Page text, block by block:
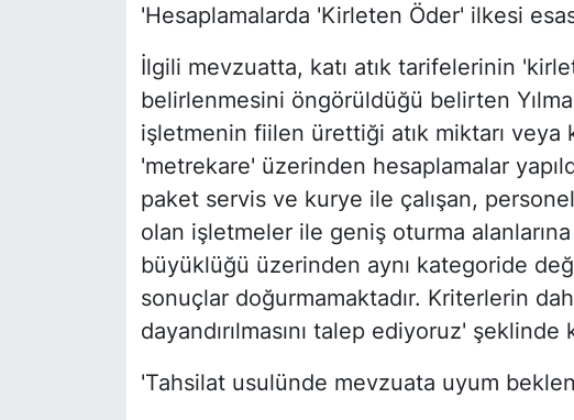
'Hesaplamalarda 'Kirleten Öder' ilkesi esas
İlgili mevzuatta, katı atık tarifelerinin
belirlenmesini öngörüldüğü belirten
işletmenin fiilen ürettiği atık miktarı
'metrekare' üzerinden hesaplamalar
paket servis ve kurye ile çalışan,
olan işletmeler ile geniş oturma
büyüklüğü üzerinden aynı kategoride
sonuçlar doğurmamaktadır. Kriterlerin
dayandırılmasını talep ediyoruz' şeklinde
'Tahsilat usulünde mevzuata uyum